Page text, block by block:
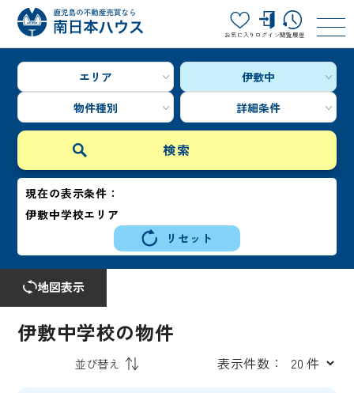
お気に入り ログイン閲覧履歴
エリア
伊敷中
物件種別
詳細条件
現在の表示条件：
伊敷中学校エリア
リセット
地図表示
伊敷中学校の物件
表示件数：